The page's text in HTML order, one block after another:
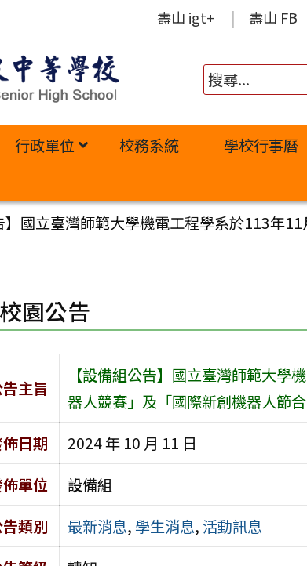
壽山 igt+ 壽山 FB
行政單位 校務系統 學校行事曆
】國立臺灣師範大學機電工程學系於113年
校園公告
主旨
【設備組公告】國立臺灣師範大
器人競賽」及「國際新創機器人節合
日期
2024 年 10 月 11 日
單位
設備組
類別
最新消息, 學生消息, 活動訊息